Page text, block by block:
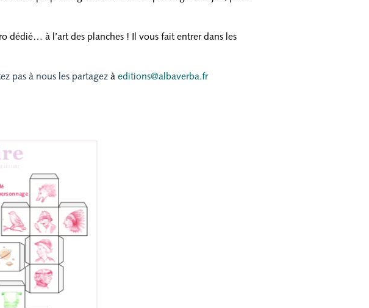
dédié… à l’art des planches ! Il vous fait entrer dans les
pas à nous les partagez à editions@albaverba.fr